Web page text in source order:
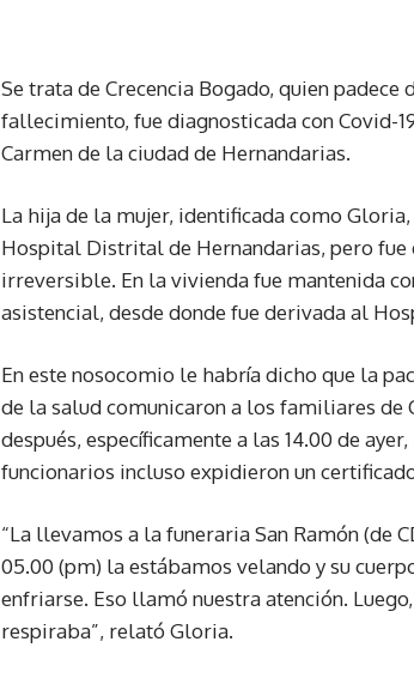
Se trata de Crecencia Bogado, quien
fallecimiento, fue diagnosticada con Covid-
Carmen de la ciudad de Hernandarias.
La hija de la mujer, identificada como
Hospital Distrital de Hernandarias, pero fue
irreversible. En la vivienda fue mantenida
asistencial, desde donde fue derivada al
En este nosocomio le habría dicho que la
de la salud comunicaron a los familiares de
después, específicamente a las 14.00 de
funcionarios incluso expidieron un
“La llevamos a la funeraria San Ramón (de
05.00 (pm) la estábamos velando y su
enfriarse. Eso llamó nuestra atención.
respiraba”, relató Gloria.